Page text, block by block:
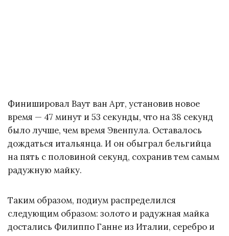
Финишировал Ваут ван Арт, установив новое
время — 47 минут и 53 секунды, что на 38 секунд
было лучше, чем время Эвенпула. Оставалось
дождаться итальянца. И он обыграл бельгийца
на пять с половиной секунд, сохранив тем самым
радужную майку.
Таким образом, подиум распределился
следующим образом: золото и радужная майка
достались Филиппо Ганне из Италии, серебро и